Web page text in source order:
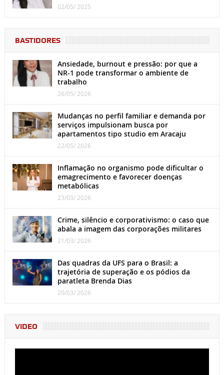
02/05/ 2025
BASTIDORES
Ansiedade, burnout e pressão: por que a
NR-1 pode transformar o ambiente de
trabalho
26/05/ 2026
Mudanças no perfil familiar e demanda por
serviços impulsionam busca por
apartamentos tipo studio em Aracaju
22/05/ 2026
Inflamação no organismo pode dificultar o
emagrecimento e favorecer doenças
metabólicas
23/03/ 2026
Crime, silêncio e corporativismo: o caso que
abala a imagem das corporações militares
21/03/ 2026
Das quadras da UFS para o Brasil: a
trajetória de superação e os pódios da
paratleta Brenda Dias
20/03/ 2026
VIDEO